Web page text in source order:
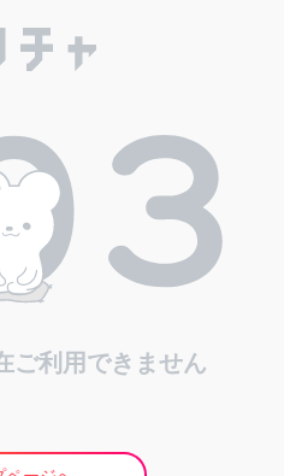
ご利用できません